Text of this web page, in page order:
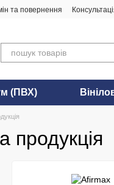
та повернення
(ПВХ)
продукція